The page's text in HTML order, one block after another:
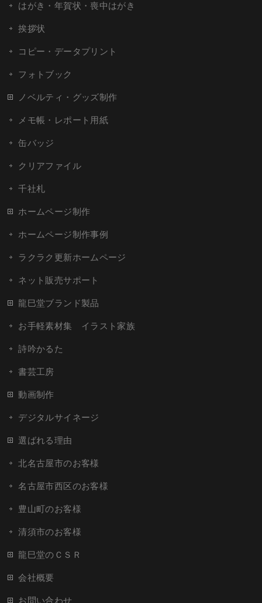
はがき・年賀状・喪中はがき
挨拶状
コピー・データプリント
フォトブック
ノベルティ・グッズ制作
メモ帳・レポート用紙
缶バッジ
クリアファイル
千社札
ホームページ制作
ホームページ制作事例
ラクラク更新ホームページ
ネット販売サポート
龍巳堂ブランド製品
お手軽素材集 イラスト家族
詩吟かるた
書芸工房
動画制作
デジタルサイネージ
選ばれる理由
北名古屋市のお客様
名古屋市西区のお客様
豊山町のお客様
清須市のお客様
龍巳堂のＣＳＲ
会社概要
お問い合わせ